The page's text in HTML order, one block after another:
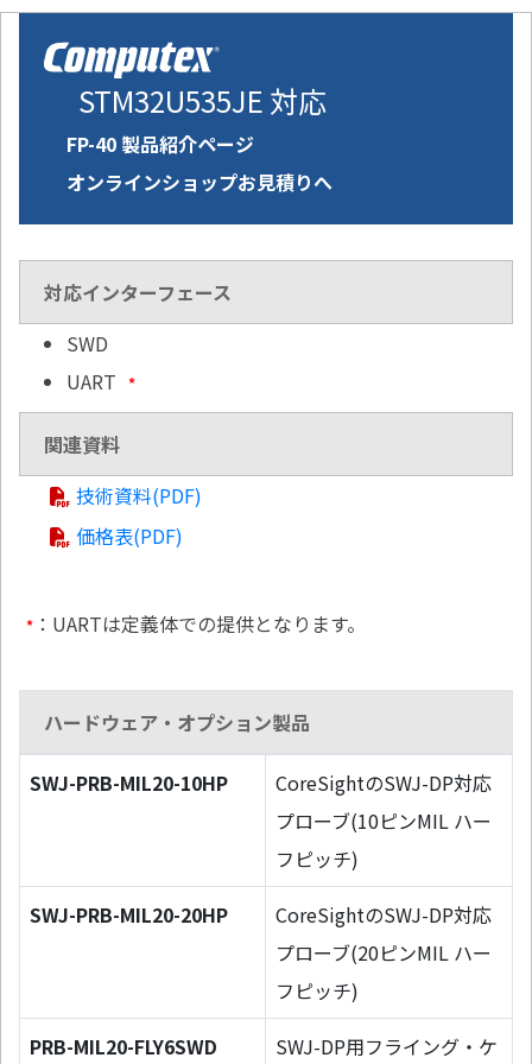
STM32U535JE 対応
FP-40 製品紹介ページ
オンラインショップお見積りへ
対応インターフェース
SWD
UART
*
関連資料
技術資料(PDF)
価格表(PDF)
* ：UARTは定義体での提供となります。
ハードウェア・オプション製品
SWJ-PRB-MIL20-10HP
CoreSightのSWJ-DP対応
プローブ(10ピンMIL ハー
フピッチ)
SWJ-PRB-MIL20-20HP
CoreSightのSWJ-DP対応
プローブ(20ピンMIL ハー
フピッチ)
PRB-MIL20-FLY6SWD
SWJ-DP用フライング・ケ